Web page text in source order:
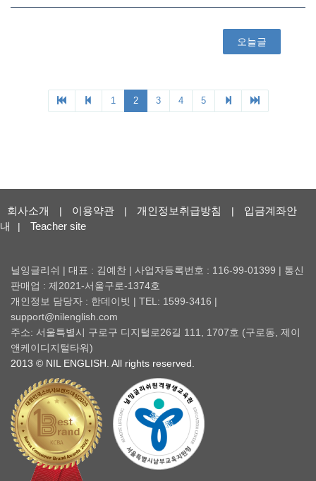
회사소개 | 이용약관 | 개인정보취급방침 |
입금계좌안
내
| Teacher site
닐잉글리쉬 | 대표 : 김예찬 | 사업자등록번호 : 116-99-01399 | 통신
판매업 : 제2021-서울구로-1374호
개인정보 담당자 : 한데이빗 | TEL: 1599-3416 |
support@nilenglish.com
주소: 서울특별시 구로구 디지털로26길 111, 1707호 (구로동, 제이
앤케이디지털타워)
2013 © NIL ENGLISH. All rights reserved.